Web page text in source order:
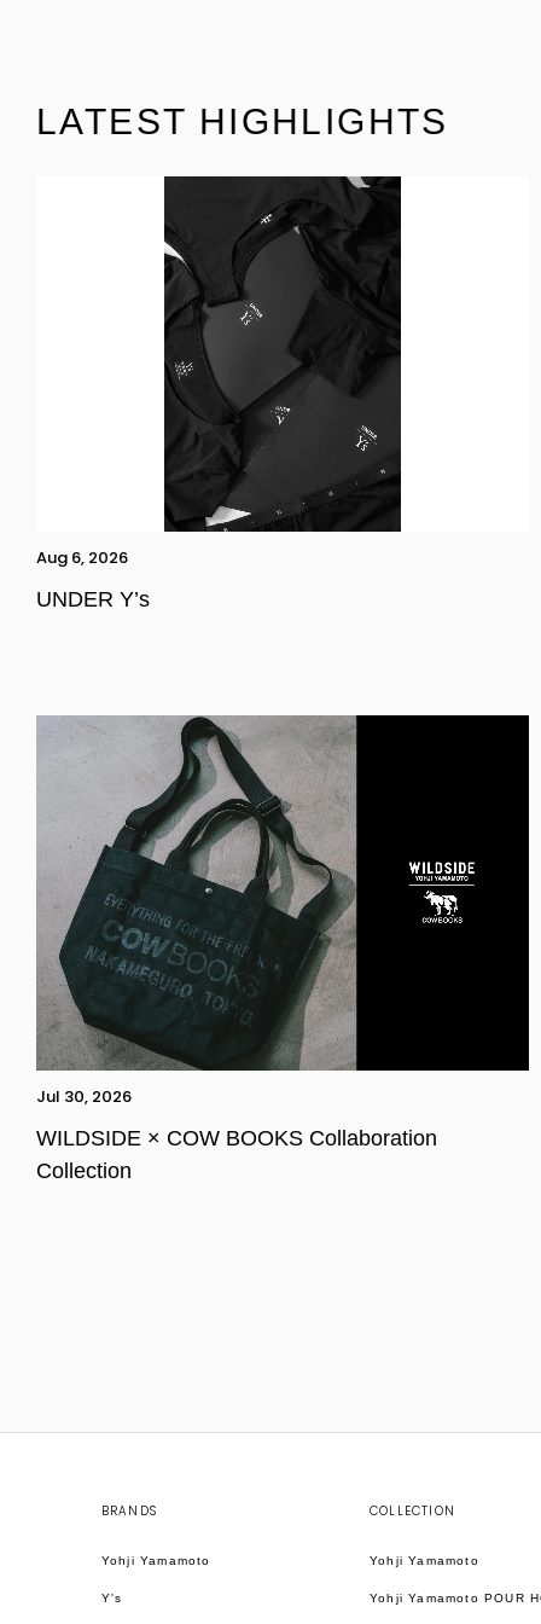
LATEST HIGHLIGHTS
Aug 6, 2026
UNDER Y’s
Jul 30, 2026
WILDSIDE × COW BOOKS Collaboration
Collection
BRANDS
Yohji Yamamoto
Y's
COLLECTION
Yohji Yamamoto
Yohji Yamamoto POUR